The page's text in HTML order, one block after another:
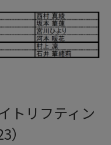
トリフティン